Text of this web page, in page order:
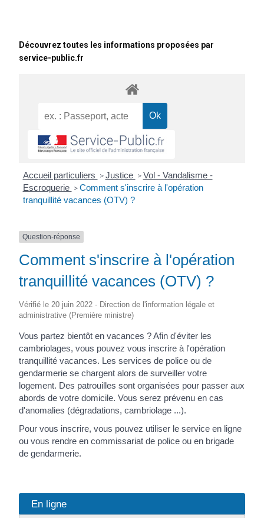
Découvrez toutes les informations proposées par
service-public.fr
Accueil particuliers > Justice > Vol - Vandalisme -
Escroquerie > Comment s'inscrire à l'opération
tranquillité vacances (OTV) ?
Question-réponse
Comment s'inscrire à l'opération
tranquillité vacances (OTV) ?
Vérifié le 20 juin 2022 - Direction de l'information légale et
administrative (Première ministre)
Vous partez bientôt en vacances ? Afin d'éviter les
cambriolages, vous pouvez vous inscrire à l'opération
tranquillité vacances. Les services de police ou de
gendarmerie se chargent alors de surveiller votre
logement. Des patrouilles sont organisées pour passer aux
abords de votre domicile. Vous serez prévenu en cas
d'anomalies (dégradations, cambriolage ...).
Pour vous inscrire, vous pouvez utiliser le service en ligne
ou vous rendre en commissariat de police ou en brigade
de gendarmerie.
En ligne